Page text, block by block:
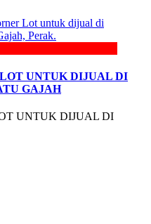
UNTUK DIJUAL DI
GAJAH
UNTUK DIJUAL DI